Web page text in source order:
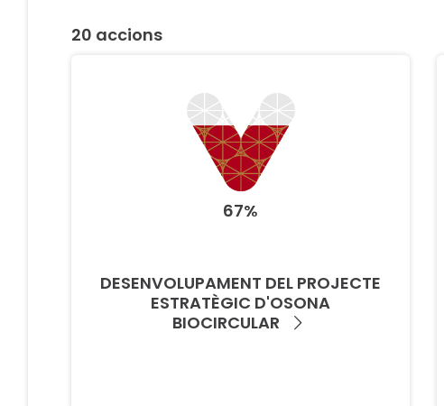
20 accions
67%
DESENVOLUPAMENT DEL PROJECTE
ESTRATÈGIC D'OSONA
BIOCIRCULAR